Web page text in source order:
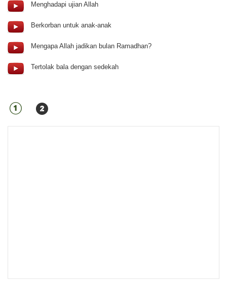
Menghadapi ujian Allah
Berkorban untuk anak-anak
Mengapa Allah jadikan bulan Ramadhan?
Tertolak bala dengan sedekah
① ❷